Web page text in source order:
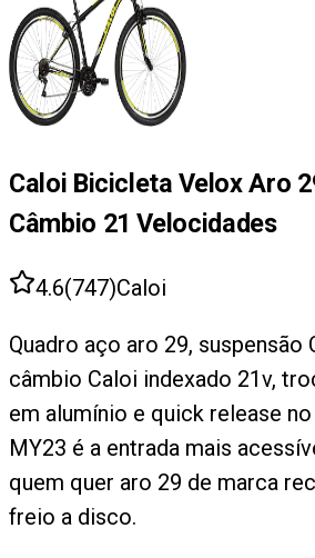
Caloi Bicicleta Velox Aro
Câmbio 21 Velocidades
4.6(747)Caloi
Quadro aço aro 29, suspensão
câmbio Caloi indexado 21v,
em alumínio e quick release
MY23 é a entrada mais
quem quer aro 29 de marca
freio a disco.